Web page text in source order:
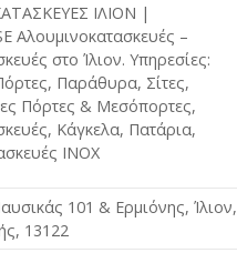
ΙΛΙΟΝ |
Αλουμινοκατασκευές –
στο Ίλιον. Υπηρεσίες:
Παράθυρα, Σίτες,
Πόρτες & Μεσόπορτες,
Κάγκελα, Πατάρια,
INOX
101 & Ερμιόνης, Ίλιον,
13122